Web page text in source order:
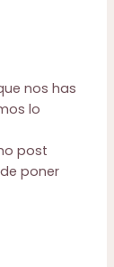
nos has
lo
post
poner